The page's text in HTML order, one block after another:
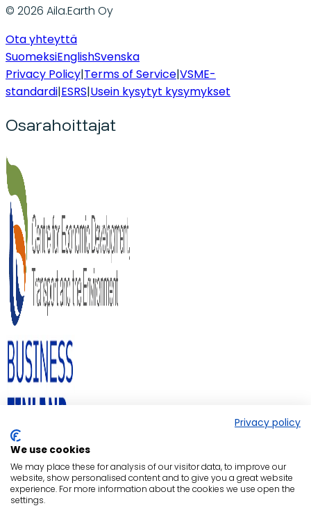
© 2026 Aila.Earth Oy
Ota yhteyttä
SuomeksiEnglishSvenska
Privacy Policy|Terms of Service|VSME-
standardi|ESRS|Usein kysytyt kysymykset
Osarahoittajat
Privacy policy
We use cookies
We may place these for analysis of our visitor data, to improve our
website, show personalised content and to give you a great website
experience. For more information about the cookies we use open the
settings.